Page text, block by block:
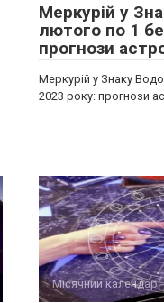
Меркурій у
лютого по 1
прогнози
Меркурій у Знаку
2023 року: прогнози
Місячний календар